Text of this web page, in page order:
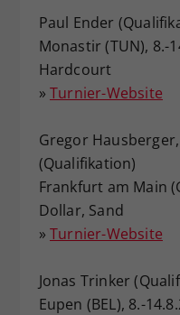
Paul Ender
Monastir (TUN), 8.-
Hardcourt
» Turnier-Website
Gregor
(Qualifikation)
Frankfurt am Main
Dollar, Sand
» Turnier-Website
Jonas Trinker
Eupen (BEL), 8.-